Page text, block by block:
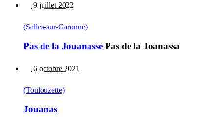
9 juillet 2022
(Salles-sur-Garonne)
Pas de la Jouanasse Pas de la Joanassa
6 octobre 2021
(Toulouzette)
Jouanas